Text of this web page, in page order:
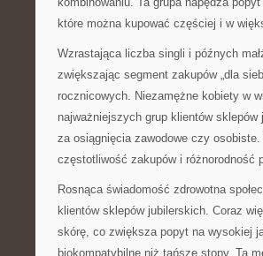
które można kupować częściej i w
Wzrastająca liczba singli i późnych
zwiększając segment zakupów „dla
rocznicowych. Niezamężne kobiety w
najważniejszych grup klientów
za osiągnięcia zawodowe czy
częstotliwość zakupów i różnorodność
Rosnąca świadomość zdrowotna
klientów sklepów jubilerskich. Coraz
skórę, co zwiększa popyt na wysokiej
biokompatybilne niż tańsze stopy. Ta